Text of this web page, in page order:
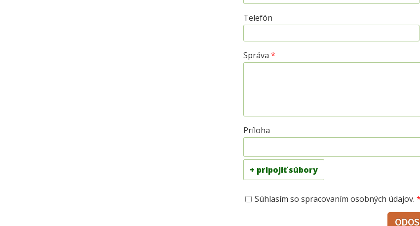
Telefón
Správa *
Príloha
+ pripojiť súbory
Súhlasím so spracovaním osobných údajov. *